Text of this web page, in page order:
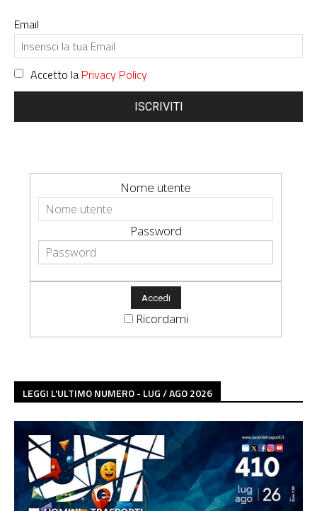
Email
Accetto la Privacy Policy
ISCRIVITI
Nome utente
Password
Ricordami
LEGGI L'ULTIMO NUMERO - LUG / AGO 2026